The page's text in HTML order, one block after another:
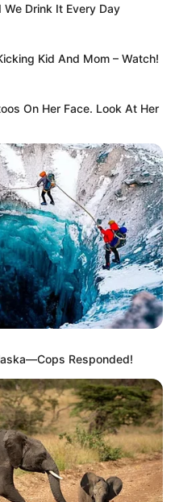
Drink It Every Day
Kid And Mom – Watch!
On Her Face. Look At Her
Responded!